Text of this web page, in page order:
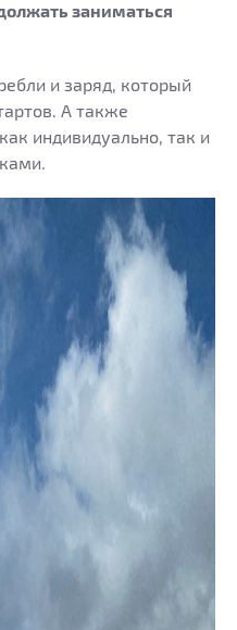
заниматься
и заряд, который
А также
индивидуально, так и